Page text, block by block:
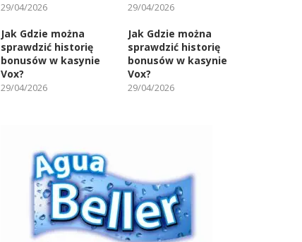
29/04/2026 29/04/2026
Jak Gdzie można
sprawdzić historię
bonusów w kasynie
Vox?
29/04/2026
Jak Gdzie można
sprawdzić historię
bonusów w kasynie
Vox?
29/04/2026